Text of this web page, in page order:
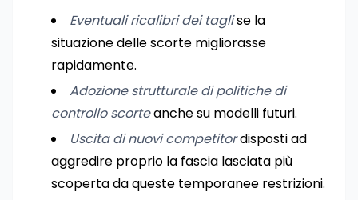
Eventuali ricalibri dei taglise la
situazione delle scorte migliorasse
rapidamente.
Adozione strutturale di politiche di
controllo scorteanche su modelli futuri.
Uscita di nuovi competitordisposti ad
aggredire proprio la fascia lasciata più
scoperta da queste temporanee restrizioni.